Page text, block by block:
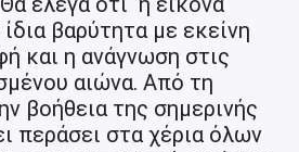
βαρύτητα με εκείνη
και η ανάγνωση στις
αιώνα. Από τη
βοήθεια της σημερινής
περάσει στα χέρια όλων